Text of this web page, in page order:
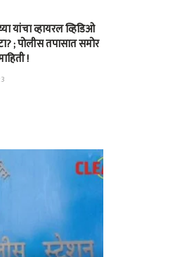
यांचा व्हायरल व्हिडिओ
; पोलीस तपासात समोर
!